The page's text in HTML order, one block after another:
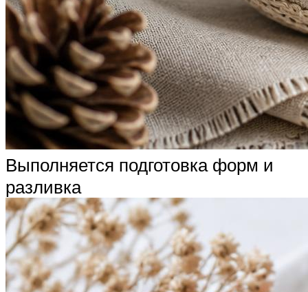
Выполняется подготовка форм и
разливка